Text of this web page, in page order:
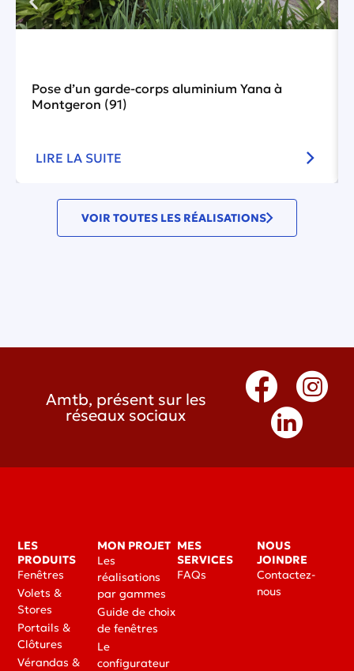
Pose d’un garde-corps aluminium Yana à
Montgeron (91)
LIRE LA SUITE
VOIR TOUTES LES RÉALISATIONS
Amtb, présent sur les
réseaux sociaux
LES
PRODUITS
Fenêtres
Volets &
Stores
Portails &
Clôtures
Vérandas &
MON PROJET
Les
réalisations
par gammes
Guide de choix
de fenêtres
Le
configurateur
MES
SERVICES
FAQs
NOUS
JOINDRE
Contactez-
nous